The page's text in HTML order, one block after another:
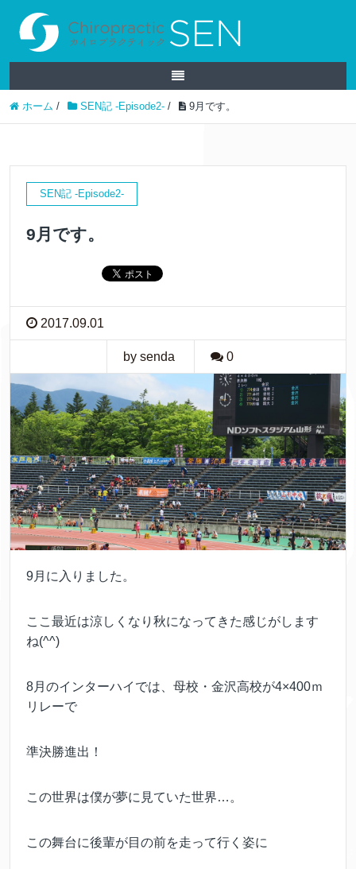
ホーム / SEN記 -Episode2- / 9月です。
SEN記 -Episode2-
9月です。
2017.09.01
by senda 0
9月に入りました。
ここ最近は涼しくなり秋になってきた感じがします
ね(^^)
8月のインターハイでは、母校・金沢高校が4×400ｍ
リレーで
準決勝進出！
この世界は僕が夢に見ていた世界…。
この舞台に後輩が目の前を走って行く姿に